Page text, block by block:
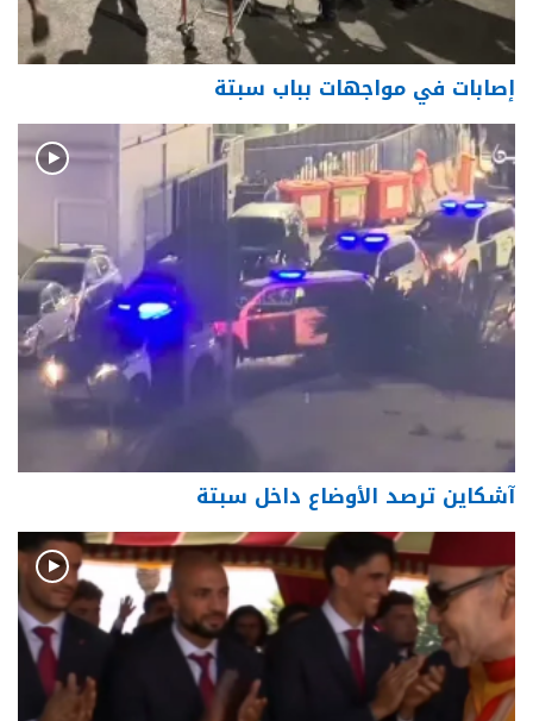
إصابات في مواجهات بباب سبتة
آشكاين ترصد الأوضاع داخل سبتة